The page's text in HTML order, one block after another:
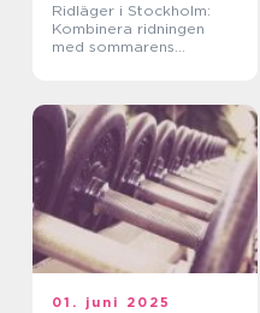
Ridläger i Stockholm:
Kombinera ridningen
med sommarens
01. juni 2025